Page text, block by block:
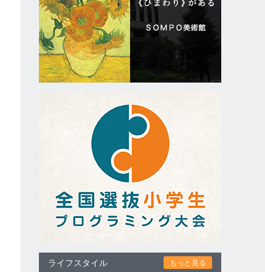
ライフスタイル もっと見る